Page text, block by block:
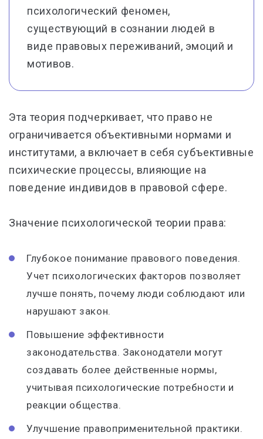
психологический феномен,
существующий в сознании людей в
виде правовых переживаний, эмоций и
мотивов.
Эта теория подчеркивает, что право не
ограничивается объективными нормами и
институтами, а включает в себя субъективные
психические процессы, влияющие на
поведение индивидов в правовой сфере.
Значение психологической теории права:
Глубокое понимание правового поведения.
Учет психологических факторов позволяет
лучше понять, почему люди соблюдают или
нарушают закон.
Повышение эффективности
законодательства. Законодатели могут
создавать более действенные нормы,
учитывая психологические потребности и
реакции общества.
Улучшение правоприменительной практики.